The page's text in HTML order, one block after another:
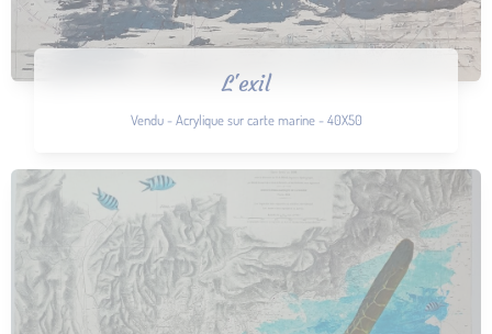
L'exil
Vendu - Acrylique sur carte marine - 40X50